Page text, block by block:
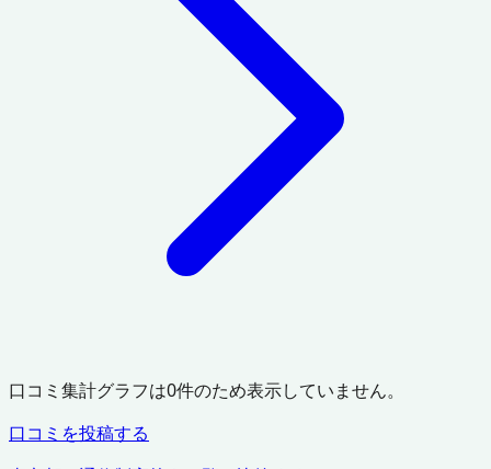
口コミ集計グラフは0件のため表示していません。
口コミを投稿する